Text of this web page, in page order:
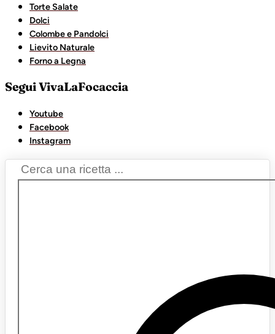
Torte Salate
Dolci
Colombe e Pandolci
Lievito Naturale
Forno a Legna
Segui VivaLaFocaccia
Youtube
Facebook
Instagram
Search
...